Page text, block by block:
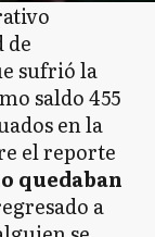
de
sufrió la
saldo 455
en la
el reporte
quedaban
a